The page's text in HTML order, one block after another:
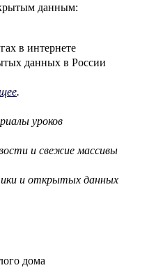
данным:
в интернете
данных в России
.
уроков
и свежие массивы
и открытых данных
дома